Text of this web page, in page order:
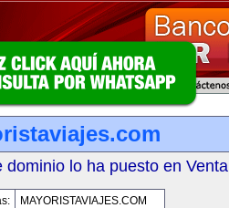
dominio lo ha puesto en Venta
MAYORISTAVIAJES.COM